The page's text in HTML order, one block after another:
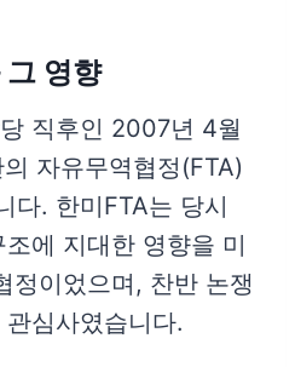
영향
직후인 2007년 4월
자유무역협정(FTA)
다. 한미FTA는 당시
에 지대한 영향을 미
정이었으며, 찬반 논쟁
심사였습니다.